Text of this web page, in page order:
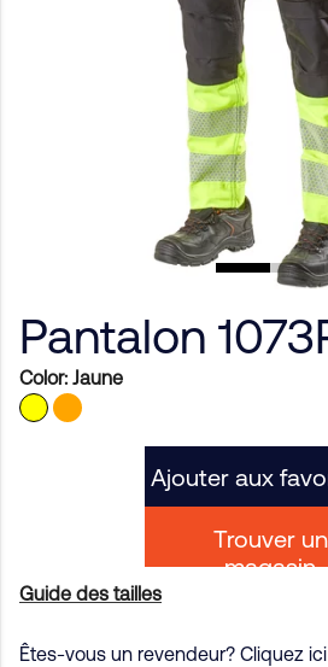
Pantalon
Color: Jaune
Ajouter aux
Trouver un
magasin
Guide des tailles
Êtes-vous un revendeur? Cliquez